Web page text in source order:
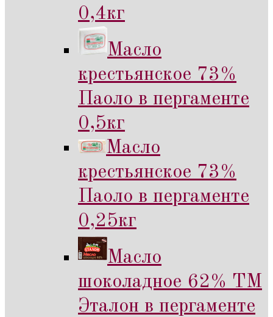
0,4кг
Масло
крестьянское 73%
Паоло в пергаменте
0,5кг
Масло
крестьянское 73%
Паоло в пергаменте
0,25кг
Масло
шоколадное 62% ТМ
Эталон в пергаменте